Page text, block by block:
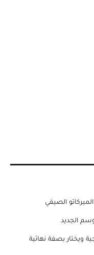
الصيفي
الجديد
ويختار بصفة نهائية